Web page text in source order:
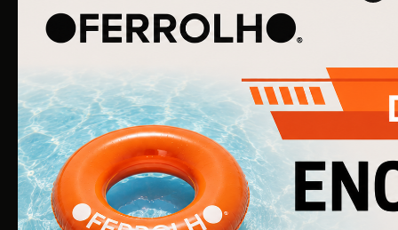
O Ferrolho iniciou a sua atividade em 1990. O que começou
por ser uma simples empresa de ferragens para
construção civil, é agora uma empresa de referência na
área de Ferragens para Mobiliário e Arquitetura.